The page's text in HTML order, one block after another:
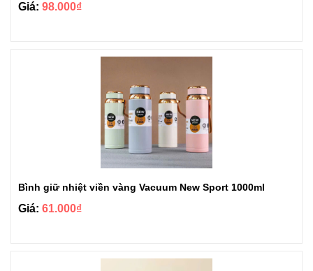
Giá: 98.000₫
Bình giữ nhiệt viền vàng Vacuum New Sport 1000ml
Giá: 61.000₫